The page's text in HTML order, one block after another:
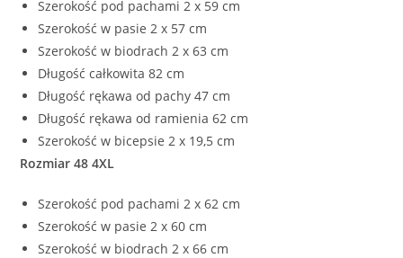
Szerokość pod pachami 2 x 59 cm
Szerokość w pasie 2 x 57 cm
Szerokość w biodrach 2 x 63 cm
Długość całkowita 82 cm
Długość rękawa od pachy 47 cm
Długość rękawa od ramienia 62 cm
Szerokość w bicepsie 2 x 19,5 cm
Rozmiar 48 4XL
Szerokość pod pachami 2 x 62 cm
Szerokość w pasie 2 x 60 cm
Szerokość w biodrach 2 x 66 cm